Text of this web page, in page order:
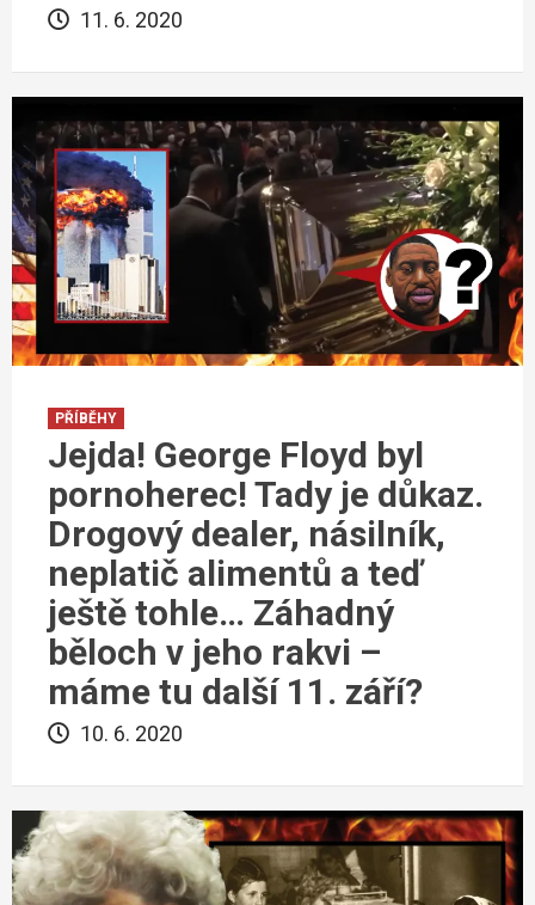
11. 6. 2020
PŘÍBĚHY
Jejda! George Floyd byl
pornoherec! Tady je důkaz.
Drogový dealer, násilník,
neplatič alimentů a teď
ještě tohle… Záhadný
běloch v jeho rakvi –
máme tu další 11. září?
10. 6. 2020